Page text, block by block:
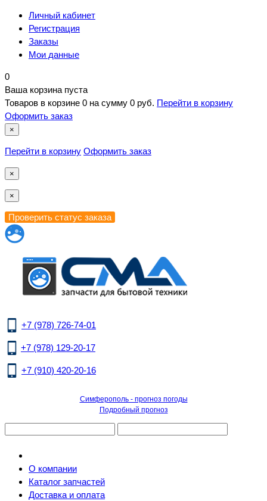
Личный кабинет
Регистрация
Заказы
Мои данные
0
Ваша корзина пуста
Товаров в корзине 0 на сумму 0 руб. Перейти в корзину
Оформить заказ
×
Перейти в корзину Оформить заказ
×
×
+7 (978) 726-74-01
+7 (978) 129-20-17
+7 (910) 420-20-16
Симферополь - прогноз погоды
Подробный прогноз
О компании
Каталог запчастей
Доставка и оплата